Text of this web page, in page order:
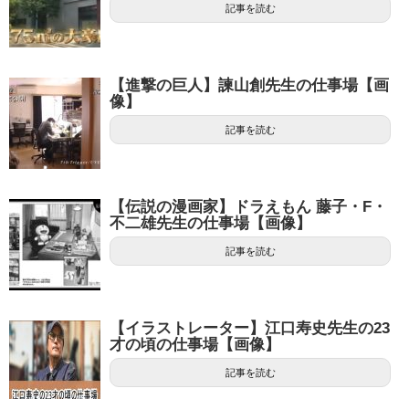
記事を読む
【進撃の巨人】諫山創先生の仕事場【画
像】
記事を読む
【伝説の漫画家】ドラえもん 藤子・F・
不二雄先生の仕事場【画像】
記事を読む
【イラストレーター】江口寿史先生の23
才の頃の仕事場【画像】
記事を読む